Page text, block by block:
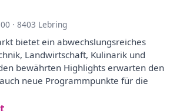
· 8403 Lebring
bietet ein abwechslungsreiches
Landwirtschaft, Kulinarik und
bewährten Highlights erwarten den
neue Programmpunkte für die